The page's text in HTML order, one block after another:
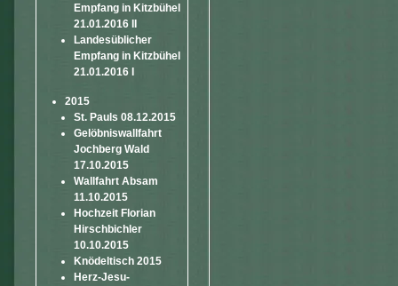
Empfang in Kitzbühel
21.01.2016 II
Landesüblicher
Empfang in Kitzbühel
21.01.2016 I
2015
St. Pauls 08.12.2015
Gelöbniswallfahrt
Jochberg Wald
17.10.2015
Wallfahrt Absam
11.10.2015
Hochzeit Florian
Hirschbichler
10.10.2015
Knödeltisch 2015
Herz-Jesu-